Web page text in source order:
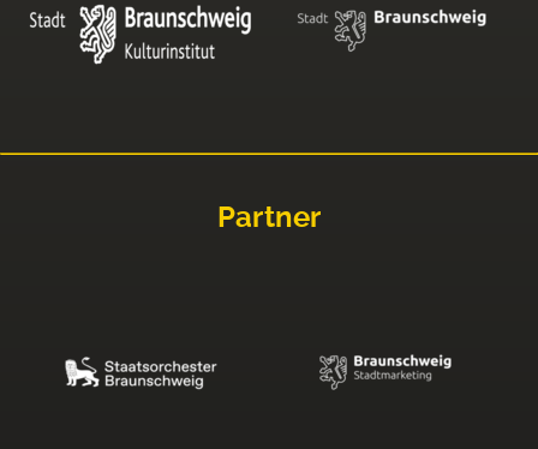
Partner